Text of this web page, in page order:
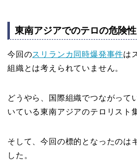
東南アジアでのテロの危険性
今回のスリランカ同時爆発事件は
組織とは考えられていません。
どうやら、国際組織でつながって
いている東南アジアのテロリスト
そして、今回の標的となったのは
した。